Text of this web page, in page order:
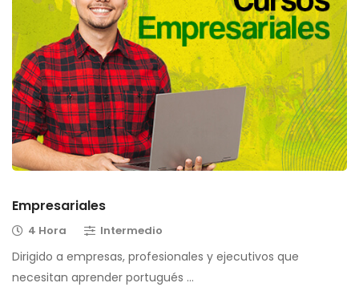
Empresariales
4 Hora Intermedio
Dirigido a empresas, profesionales y ejecutivos que
necesitan aprender portugués …